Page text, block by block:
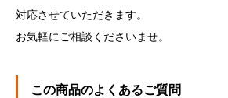
対応させていただきます。
お気軽にご相談くださいませ。
この商品のよくあるご質問